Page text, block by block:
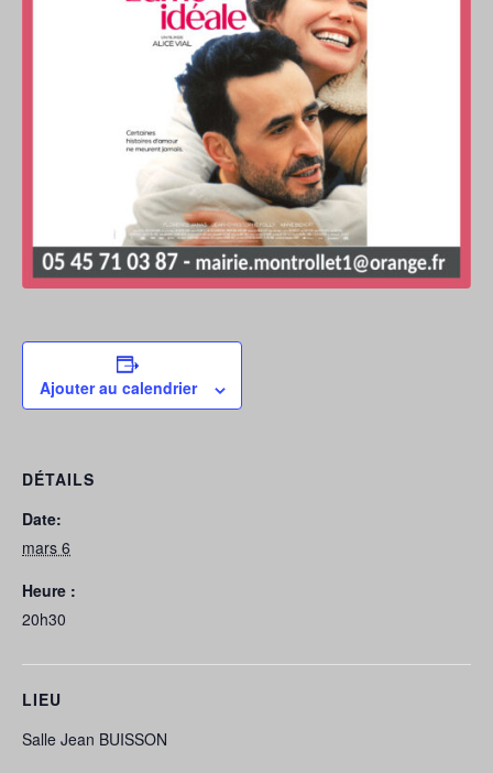
Ajouter au calendrier
DÉTAILS
Date:
mars 6
Heure :
20h30
LIEU
Salle Jean BUISSON